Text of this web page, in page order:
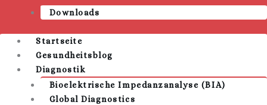
Downloads
Startseite
Gesundheitsblog
Diagnostik
Bioelektrische Impedanzanalyse (BIA)
Global Diagnostics